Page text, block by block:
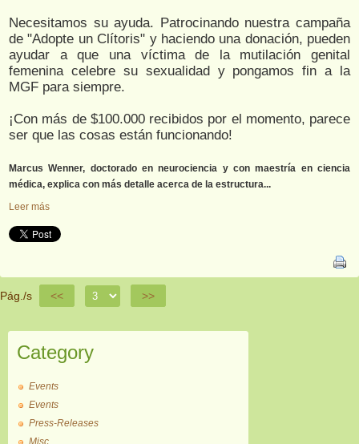
Necesitamos su ayuda. Patrocinando nuestra campaña
de "Adopte un Clítoris" y haciendo una donación, pueden
ayudar a que una víctima de la mutilación genital
femenina celebre su sexualidad y pongamos fin a la
MGF para siempre.
¡Con más de $100.000 recibidos por el momento, parece
ser que las cosas están funcionando!
Marcus Wenner, doctorado en neurociencia y con maestría en ciencia
médica, explica con más detalle acerca de la estructura...
Leer más
Pág./s << >>
Category
Events
Events
Press-Releases